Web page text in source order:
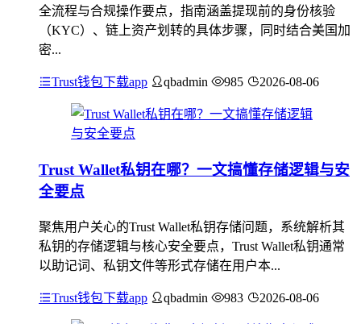
全流程与合规操作要点，指南涵盖提现前的身份核验
（KYC）、链上资产划转的具体步骤，同时结合美国加
密...
Trust钱包下载app qbadmin 985 2026-08-06
Trust Wallet私钥在哪？一文搞懂存储逻辑与安
全要点
聚焦用户关心的Trust Wallet私钥存储问题，系统解析其
私钥的存储逻辑与核心安全要点，Trust Wallet私钥通常
以助记词、私钥文件等形式存储在用户本...
Trust钱包下载app qbadmin 983 2026-08-06